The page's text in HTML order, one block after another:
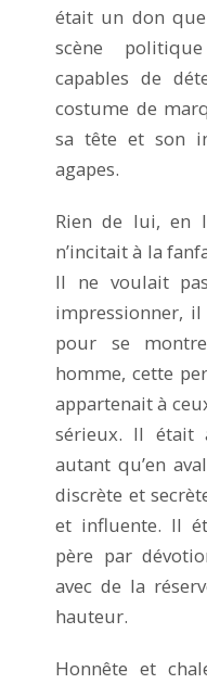
était un don
scène
capables de
costume de
sa tête et son
agapes.
Rien de lui, en
n’incitait à la
Il ne voulait
impressionner,
pour se
homme, cette
appartenait à
sérieux. Il était
autant qu’en
discrète et
et influente. Il
père par
avec de la
hauteur.
Honnête et